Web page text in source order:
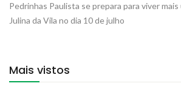
Pedrinhas Paulista se prepara para viver
Julina da Vila no dia 10 de julho
Mais vistos